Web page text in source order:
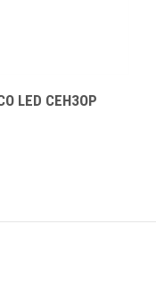
LED СЕНЗОР